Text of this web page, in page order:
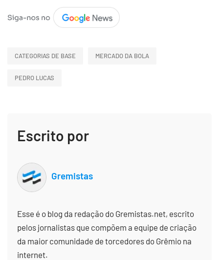
CATEGORIAS DE BASE MERCADO DA BOLA
PEDRO LUCAS
Escrito por
Gremistas
Esse é o blog da redação do Gremistas.net, escrito
pelos jornalistas que compõem a equipe de criação
da maior comunidade de torcedores do Grêmio na
internet.